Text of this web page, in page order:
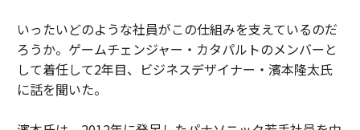
いったいどのような社員がこの仕組みを支えているのだ
ろうか。ゲームチェンジャー・カタパルトのメンバーと
して着任して2年目、ビジネスデザイナー・濱本隆太氏
に話を聞いた。